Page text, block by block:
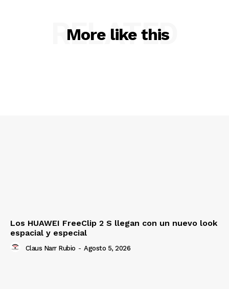
More like this
RELATED
Los HUAWEI FreeClip 2 S llegan con un nuevo look
espacial y especial
Claus Narr Rubio - Agosto 5, 2026